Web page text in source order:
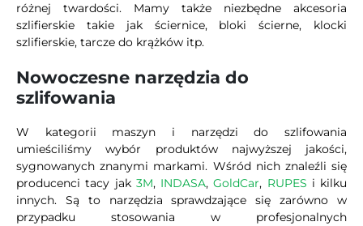
różnej twardości. Mamy także niezbędne akcesoria
szlifierskie takie jak ściernice, bloki ścierne, klocki
szlifierskie, tarcze do krążków itp.
Nowoczesne narzędzia do
szlifowania
W kategorii maszyn i narzędzi do szlifowania
umieściliśmy wybór produktów najwyższej jakości,
sygnowanych znanymi markami. Wśród nich znaleźli się
producenci tacy jak 3M, INDASA,GoldCar, RUPES i kilku
innych. Są to narzędzia sprawdzające się zarówno w
przypadku stosowania w profesjonalnych